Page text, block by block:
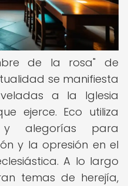
de la rosa" de
se manifiesta
a la Iglesia
ejerce. Eco utiliza
y alegorías para
y la opresión en el
A lo largo
temas de herejía,